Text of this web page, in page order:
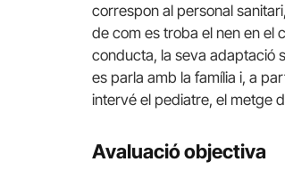
correspon al personal
de com es troba el nen en el
conducta, la seva adaptació
es parla amb la família i, a
intervé el pediatre, el metge
Avaluació objectiva